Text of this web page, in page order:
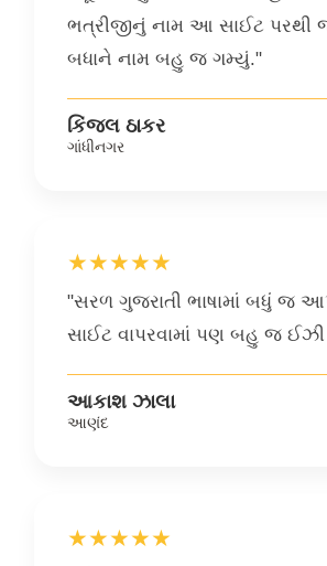
ભત્રીજીનું નામ આ સાઈટ પરથી
બધાને નામ બહુ જ ગમ્યું."
કિંજલ ઠાકર
ગાંધીનગર
★★★★★
"સરળ ગુજરાતી ભાષામાં બધું જ
સાઈટ વાપરવામાં પણ બહુ જ
આકાશ ઝાલા
આણંદ
★★★★★